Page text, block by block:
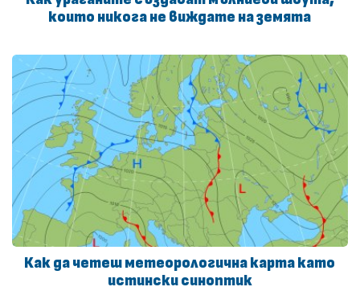
които никога не виждате на земята
Как да четеш метеорологична карта като
истински синоптик